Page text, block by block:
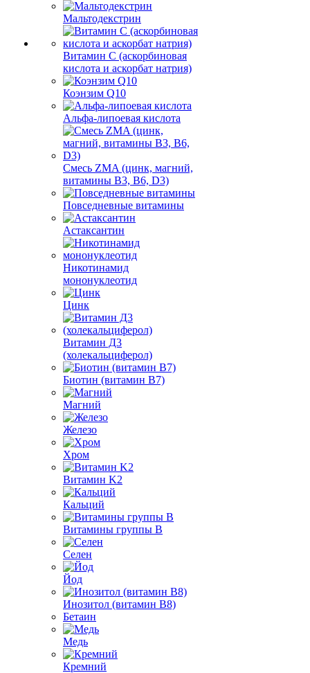
Мальтодекстрин
Витамин C (аскорбиновая
кислота и аскорбат натрия)
Коэнзим Q10
Альфа-липоевая кислота
Смесь ZMA (цинк, магний,
витамины B3, B6, D3)
Повседневные витамины
Астаксантин
Никотинамид
мононуклеотид
Цинк
Витамин Д3
(холекальциферол)
Биотин (витамин B7)
Магний
Железо
Хром
Витамин K2
Кальций
Витамины группы B
Селен
Йод
Инозитол (витамин B8)
Бетаин
Медь
Кремний